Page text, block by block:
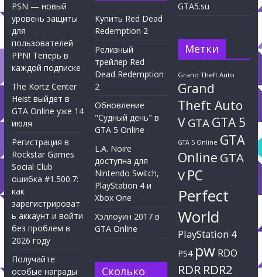
PSN — новый
уровень защиты
для
пользователей
PPN! Теперь в
каждой подписке
The Kortz Center
Heist выйдет в
GTA Online уже 14
июля
Регистрация в
Rockstar Games
Social Club
ошибка #1.500.7:
как
зарегистрироват
ь аккаунт и войти
без проблем в
2026 году
Получайте
особые награды
Купить Red Dead
Redemption 2
Релизный
трейлер Red
Dead Redemption
2
Обновление
"Судный день" в
GTA 5 Online
L.A. Noire
доступна для
Nintendo Switch,
PlayStation 4 и
Xbox One
Хэллоуин 2017 в
GTA Online
Сколько
GTA5.su
Метки
Grand Theft Auto
Grand
Theft Auto
VGTAGTA 5
GTA 5 Online GTA
Online GTA
V PC
Perfect
World
PlayStation 4
PS4 pw RDO
RDR RDR2